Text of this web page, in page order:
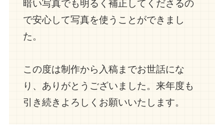
暗い写真でも明るく補正してくださるの
で安心して写真を使うことができまし
た。
この度は制作から入稿までお世話にな
り、ありがとうございました。来年度も
引き続きよろしくお願いいたします。